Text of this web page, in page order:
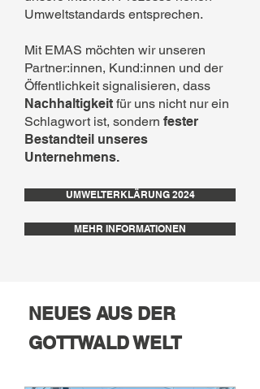
Umweltstandards entsprechen.
Mit EMAS möchten wir unseren
Partner:innen, Kund:innen und der
Öffentlichkeit signalisieren, dass
Nachhaltigkeit für uns nicht nur ein
Schlagwort ist, sondern fester
Bestandteil unseres
Unternehmens.
UMWELTERKLÄRUNG 2024
MEHR INFORMATIONEN
NEUES AUS DER
GOTTWALD WELT